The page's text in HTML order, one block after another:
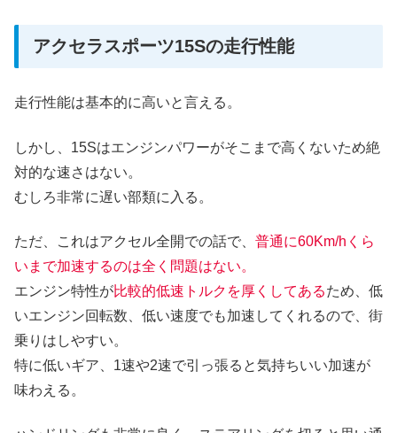
アクセラスポーツ15Sの走行性能
走行性能は基本的に高いと言える。
しかし、15Sはエンジンパワーがそこまで高くないため絶
対的な速さはない。
むしろ非常に遅い部類に入る。
ただ、これはアクセル全開での話で、 普通に60Km/hくら
いまで加速するのは全く問題はない。
エンジン特性が比較的低速トルクを厚くしてあるため、低
いエンジン回転数、低い速度でも加速してくれるので、街
乗りはしやすい。
特に低いギア、1速や2速で引っ張ると気持ちいい加速が
味わえる。